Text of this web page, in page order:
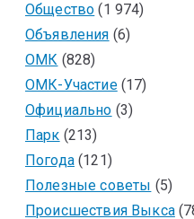
Общество (1 974)
Объявления (6)
ОМК (828)
ОМК-Участие(17)
Официально (3)
Парк (213)
Погода(121)
Полезные советы (5)
Происшествия Выкса